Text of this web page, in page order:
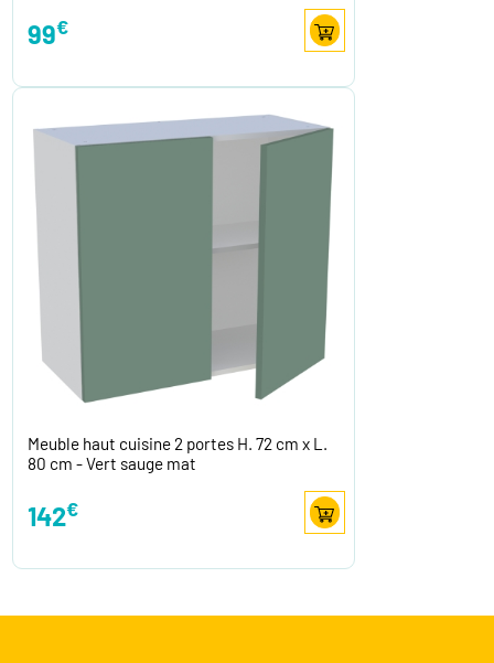
99€
Meuble haut cuisine 2 portes H. 72 cm x L.
80 cm - Vert sauge mat
142€